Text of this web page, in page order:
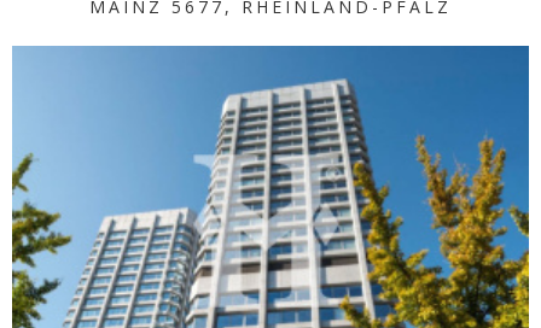
MAINZ 5677, RHEINLAND-PFALZ
MEHR ERFAHREN